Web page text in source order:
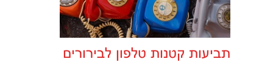
תביעות קטנות טלפון לבירורים